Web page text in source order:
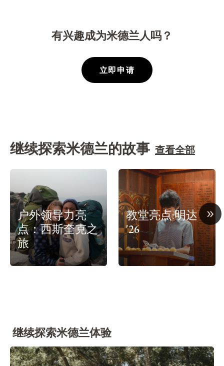
有兴趣成为米德兰人吗？
立即申请
»
继续探索米德兰的故事 查看全部
户外领导力亮
点：西斯奎克之
旅
教堂亮点:明达
'26
继续探索米德兰体验